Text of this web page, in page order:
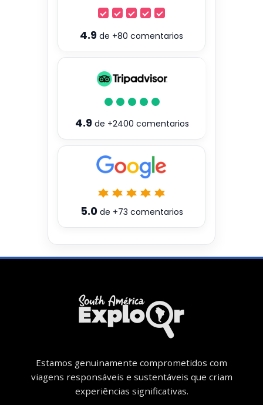
4.9 de +80 comentarios
4.9de +2400 comentarios
5.0de +73 comentarios
Estamos genuinamente comprometidos com
viagens responsáveis ​​e sustentáveis ​​que criam
experiências significativas.